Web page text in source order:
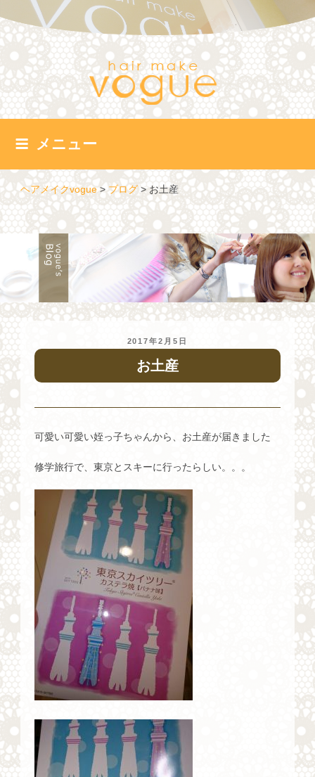
ン
テ
ツ
へ
ス
キ
メニュー
ヘアメイクvogue>ブログ>お土産
投
日:
2017年2月5日
お土産
可愛い可愛い姪っ子ちゃんから、お土産が届きました
修学旅行で、東京とスキーに行ったらしい。。。